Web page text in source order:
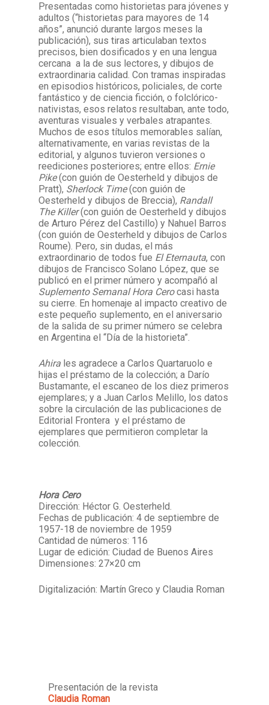
Presentadas como historietas para jóvenes y
adultos (“historietas para mayores de 14
años”, anunció durante largos meses la
publicación), sus tiras articulaban textos
precisos, bien dosificados y en una lengua
cercana a la de sus lectores, y dibujos de
extraordinaria calidad. Con tramas inspiradas
en episodios históricos, policiales, de corte
fantástico y de ciencia ficción, o folclórico-
nativistas, esos relatos resultaban, ante todo,
aventuras visuales y verbales atrapantes.
Muchos de esos títulos memorables salían,
alternativamente, en varias revistas de la
editorial, y algunos tuvieron versiones o
reediciones posteriores; entre ellos: Ernie
Pike(con guión de Oesterheld y dibujos de
Pratt), Sherlock Time(con guión de
Oesterheld y dibujos de Breccia), Randall
The Killer(con guión de Oesterheld y dibujos
de Arturo Pérez del Castillo) y Nahuel Barros
(con guión de Oesterheld y dibujos de Carlos
Roume). Pero, sin dudas, el más
extraordinario de todos fue El Eternauta, con
dibujos de Francisco Solano López, que se
publicó en el primer número y acompañó al
Suplemento Semanal Hora Cerocasi hasta
su cierre. En homenaje al impacto creativo de
este pequeño suplemento, en el aniversario
de la salida de su primer número se celebra
en Argentina el “Día de la historieta”.
Ahira les agradece a Carlos Quartaruolo e
hijas el préstamo de la colección; a Darío
Bustamante, el escaneo de los diez primeros
ejemplares; y a Juan Carlos Melillo, los datos
sobre la circulación de las publicaciones de
Editorial Frontera y el préstamo de
ejemplares que permitieron completar la
colección.
Hora Cero
Dirección: Héctor G. Oesterheld.
Fechas de publicación:4 de septiembre de
1957-18 de noviembre de 1959
Cantidad de números: 116
Lugar de edición: Ciudad de Buenos Aires
Dimensiones: 27×20 cm
Digitalización: Martín Greco y Claudia Roman
Presentación de la revista
Claudia Roman